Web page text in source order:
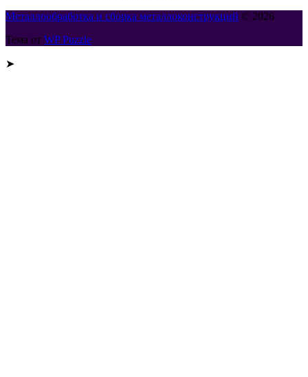
Металлообработка и сборка металлоконструкций © 2026
Тема от WP Puzzle
➤